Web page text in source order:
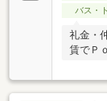
バス・
礼金・
賃でＰ